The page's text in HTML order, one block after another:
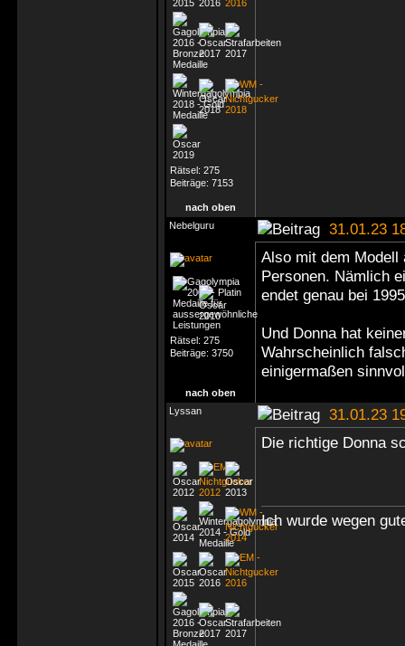
Rätsel: 275
Beiträge: 7153
nach oben
Nebelguru
31.01.23
Rätsel: 275
Beiträge: 3750
Also mit dem Modell
Personen. Nämlich
endet genau bei
Und Donna hat
Wahrscheinlich
einigermaßen
nach oben
Lyssan
31.01.23
Die richtige Donna
Ich wurde wegen